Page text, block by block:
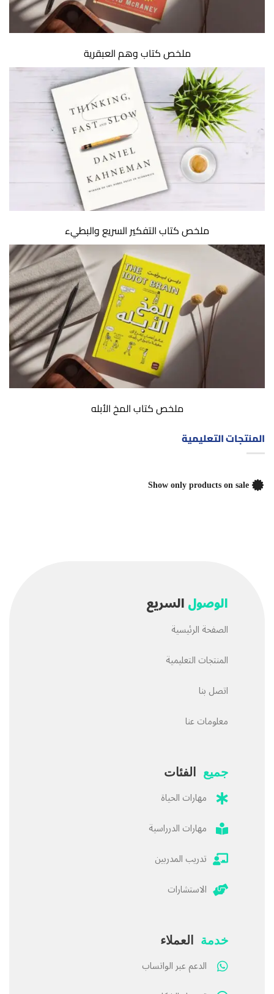
ملخص كتاب وهم العبقرية
ملخص كتاب التفكير السريع والبطيء
ملخص كتاب المخ الأبله
المنتجات التعليمية
Show only products on sale
الوصولالسريع
الصفحة الرئيسية
المنتجات التعليمية
اتصل بنا
معلومات عنا
جميع الفئات
مهارات الحياة
مهارات الدرراسية
تدريب المدربين
الاستشارات
خدمة العملاء
الدعم عبر الواتساب